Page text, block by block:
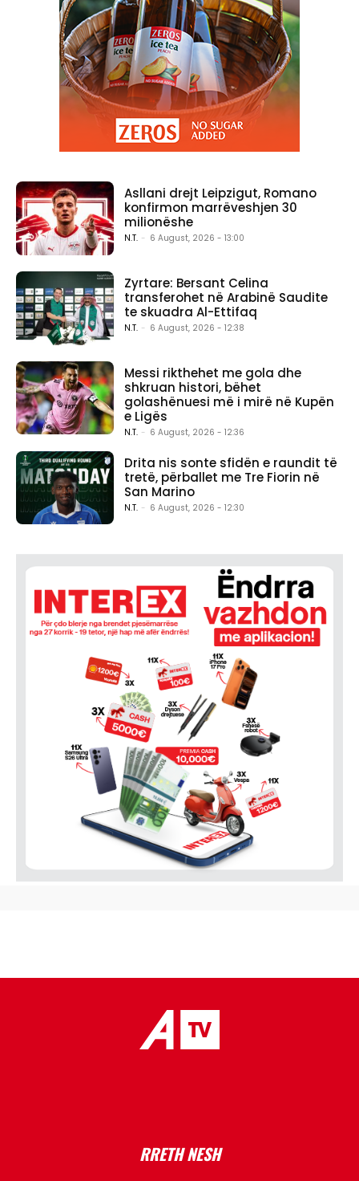
Asllani drejt Leipzigut, Romano
konfirmon marrëveshjen 30
milionëshe
N.T. - 6 August, 2026 - 13:00
Zyrtare: Bersant Celina
transferohet në Arabinë Saudite
te skuadra Al-Ettifaq
N.T. - 6 August, 2026 - 12:38
Messi rikthehet me gola dhe
shkruan histori, bëhet
golashënuesi më i mirë në Kupën
e Ligës
N.T. - 6 August, 2026 - 12:36
Drita nis sonte sfidën e raundit të
tretë, përballet me Tre Fiorin në
San Marino
N.T. - 6 August, 2026 - 12:30
RRETH NESH